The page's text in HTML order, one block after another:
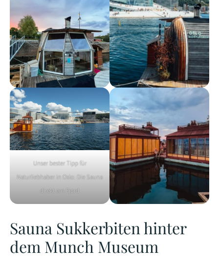
Unser bester Tipp für
Naturliebhaber in Oslo: Die Sauna
direkt am Fjord
Sauna Sukkerbiten hinter
dem Munch Museum